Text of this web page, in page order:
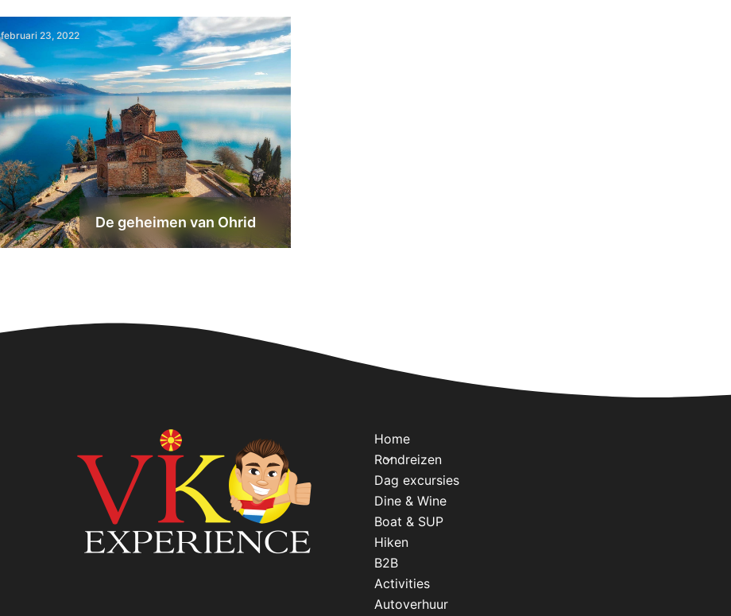
februari 23, 2022
De geheimen van Ohrid
Home
Rondreizen
Dag excursies
Dine & Wine
Boat & SUP
Hiken
B2B
Activities
Autoverhuur